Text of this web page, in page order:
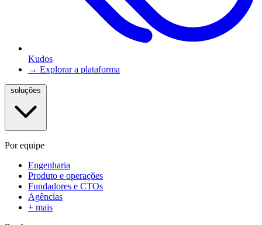
Kudos
→ Explorar a plataforma
Por equipe
Engenharia
Produto e operações
Fundadores e CTOs
Agências
+ mais